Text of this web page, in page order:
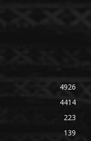
4926
4414
223
139